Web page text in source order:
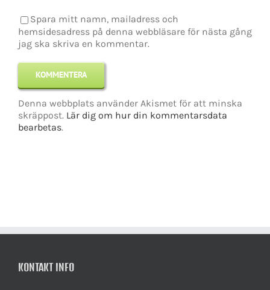
Spara mitt namn, mailadress och
hemsidesadress på denna webbläsare för nästa gång
jag ska skriva en kommentar.
Denna webbplats använder Akismet för att minska
skräppost. Lär dig om hur din kommentarsdata
bearbetas.
KONTAKT INFO